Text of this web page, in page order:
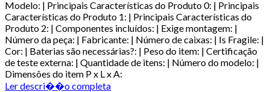
Modelo: | Principais Características do Produto 0: | Principais
Características do Produto 1: | Principais Características do
Produto 2: | Componentes incluídos: | Exige montagem: |
Número da peça: | Fabricante: | Número de caixas: | Is Fragile: |
Cor: | Baterias são necessárias?: | Peso do item: | Certificação
de teste externa: | Quantidade de itens: | Número do modelo: |
Dimensões do item P x L x A:
Ler descri��o completa